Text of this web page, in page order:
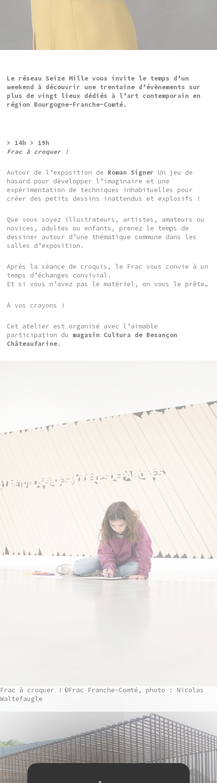
Le réseau Seize Mille vous invite le temps d’un
weekend à découvrir une trentaine d’évènements sur
plus de vingt lieux dédiés à l’art contemporain en
région Bourgogne-Franche-Comté.
> 14h > 19h
Frac à croquer !
Autour de l’exposition de Roman Signer Un jeu de
hasard pour développer l’imaginaire et une
expérimentation de techniques inhabituelles pour
créer des petits dessins inattendus et explosifs !
Que vous soyez illustrateurs, artistes, amateurs ou
novices, adultes ou enfants, prenez le temps de
dessiner autour d’une thématique commune dans les
salles d’exposition.
Après la séance de croquis, le Frac vous convie à un
temps d’échanges convivial.
Et si vous n’avez pas le matériel, on vous le prête…
À vos crayons !
Cet atelier est organisé avec l’aimable
participation du magasin Cultura de Besançon
Châteaufarine.
Frac à croquer ! ©Frac Franche-Comté, photo : Nicolas
Waltefaugle